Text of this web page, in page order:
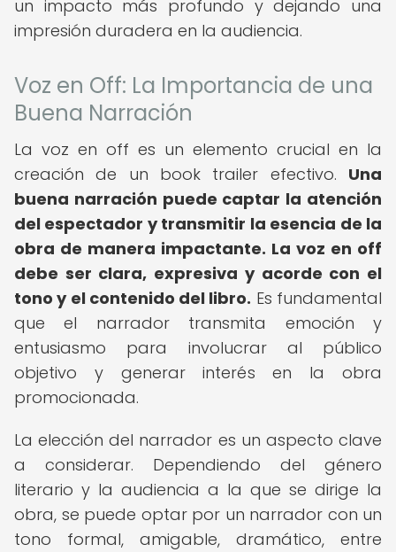
un impacto más profundo y dejando una
impresión duradera en la audiencia.
Voz en Off: La Importancia de una
Buena Narración
La voz en off es un elemento crucial en la
creación de un book trailer efectivo. Una
buena narración puede captar la atención
del espectador y transmitir la esencia de la
obra de manera impactante. La voz en off
debe ser clara, expresiva y acorde con el
tono y el contenido del libro. Es fundamental
que el narrador transmita emoción y
entusiasmo para involucrar al público
objetivo y generar interés en la obra
promocionada.
La elección del narrador es un aspecto clave
a considerar. Dependiendo del género
literario y la audiencia a la que se dirige la
obra, se puede optar por un narrador con un
tono formal, amigable, dramático, entre